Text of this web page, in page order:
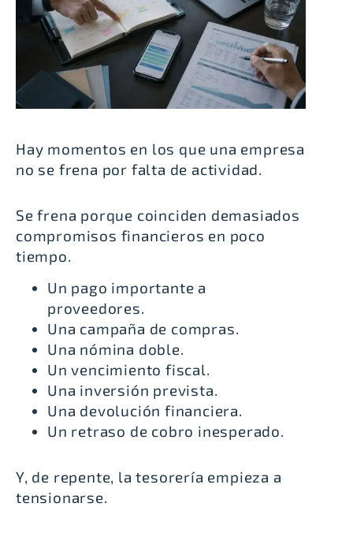
Hay momentos en los que una empresa
no se frena por falta de actividad.
Se frena porque coinciden demasiados
compromisos financieros en poco
tiempo.
Un pago importante a
proveedores.
Una campaña de compras.
Una nómina doble.
Un vencimiento fiscal.
Una inversión prevista.
Una devolución financiera.
Un retraso de cobro inesperado.
Y, de repente, la tesorería empieza a
tensionarse.